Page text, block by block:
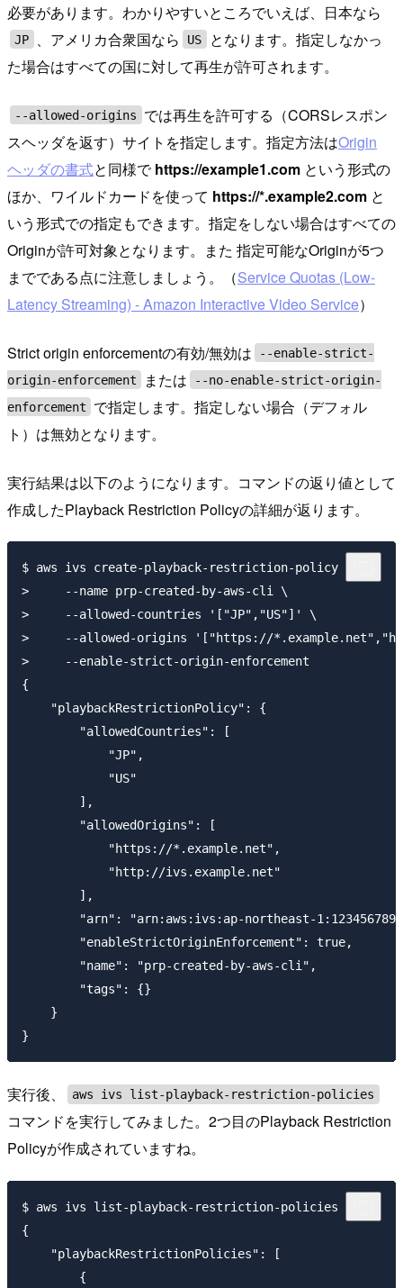
必要があります。わかりやすいところでいえば、日本なら
JP 、アメリカ合衆国なら US
となります。指定しなかっ
た場合はすべての国に対して再生が許可されます。
--allowed-origins
では再生を許可する（CORSレスポン
スヘッダを返す）サイトを指定します。指定方法はOrigin
ヘッダの書式と同様でhttps://example1.com という形式の
ほか、ワイルドカードを使って https://*.example2.com と
いう形式での指定もできます。指定をしない場合はすべての
Originが許可対象となります。また 指定可能なOriginが5つ
までである点に注意しましょう。（Service Quotas (Low-
Latency Streaming) - Amazon Interactive Video Service）
Strict origin enforcementの有効/無効は
--enable-strict-
origin-enforcement
または
--no-enable-strict-origin-
enforcement
で指定します。指定しない場合（デフォル
ト）は無効となります。
実行結果は以下のようになります。コマンドの返り値として
作成したPlayback Restriction Policyの詳細が返ります。
$ aws ivs create-playback-restriction-policy \
>     --name prp-created-by-aws-cli \
>     --allowed-countries '["JP","US"]' \
>     --allowed-origins '["https://
>     --enable-strict-origin-enforcement
{
    "playbackRestrictionPolicy": {
        "allowedCountries": [
            "JP",
            "US"
        ],
        "allowedOrigins": [
            "https://*.example.net",
            "http://ivs.example.net"
        ],
"arn": "arn:aws:ivs:ap-northeast-
        "enableStrictOriginEnforcement": true,
        "name": "prp-created-by-aws-cli",
        "tags": {}
    }
実行後、 aws ivs list-playback-restriction-policies
コマンドを実行してみました。2つ目のPlayback Restriction
Policyが作成されていますね。
$ aws ivs list-playback-restriction-policies
{
    "playbackRestrictionPolicies": [
        {